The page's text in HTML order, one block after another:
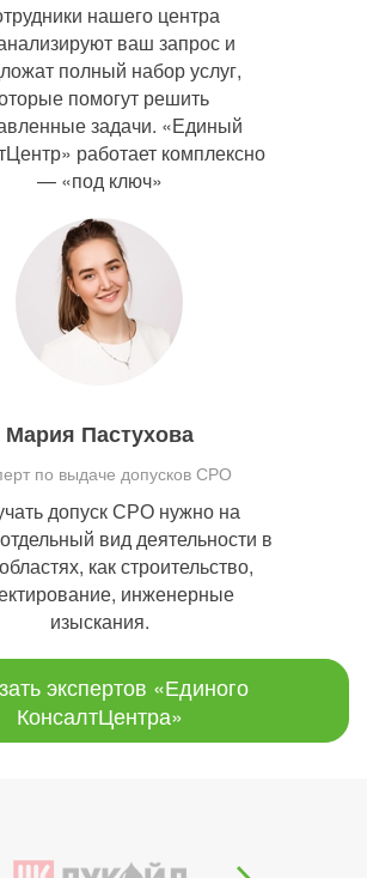
нашего центра
ваш запрос и
полный набор услуг,
помогут решить
задачи. «Единый
работает комплексно
— «под ключ»
Мария Пастухова
по выдаче допусков СРО
допуск СРО нужно на
вид деятельности в
как строительство,
инженерные
изыскания.
экспертов «Единого
КонсалтЦентра»